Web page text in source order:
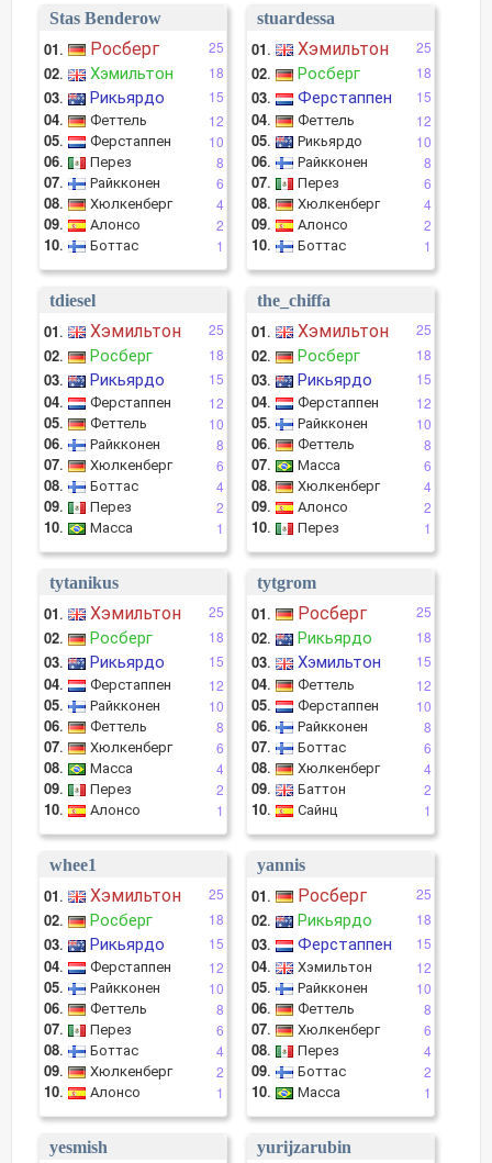
Stas Benderow
25
01. Росберг
18
02. Хэмильтон
15
03. Рикьярдо
12
04. Феттель
10
05. Ферстаппен
8
06. Перез
6
07. Райкконен
4
08. Хюлкенберг
2
09. Алонсо
1
10. Боттас
stuardessa
25
01. Хэмильтон
18
02. Росберг
15
03. Ферстаппен
12
04. Феттель
10
05. Рикьярдо
8
06. Райкконен
6
07. Перез
4
08. Хюлкенберг
2
09. Алонсо
1
10. Боттас
tdiesel
25
01. Хэмильтон
18
02. Росберг
15
03. Рикьярдо
12
04. Ферстаппен
10
05. Феттель
8
06. Райкконен
6
07. Хюлкенберг
4
08. Боттас
2
09. Перез
1
10. Масса
the_chiffa
25
01. Хэмильтон
18
02. Росберг
15
03. Рикьярдо
12
04. Ферстаппен
10
05. Райкконен
8
06. Феттель
6
07. Масса
4
08. Хюлкенберг
2
09. Алонсо
1
10. Перез
tytanikus
25
01. Хэмильтон
18
02. Росберг
15
03. Рикьярдо
12
04. Ферстаппен
10
05. Райкконен
8
06. Феттель
6
07. Хюлкенберг
4
08. Масса
2
09. Перез
1
10. Алонсо
tytgrom
25
01. Росберг
18
02. Рикьярдо
15
03. Хэмильтон
12
04. Феттель
10
05. Ферстаппен
8
06. Райкконен
6
07. Боттас
4
08. Хюлкенберг
2
09. Баттон
1
10. Сайнц
whee1
25
01. Хэмильтон
18
02. Росберг
15
03. Рикьярдо
12
04. Ферстаппен
10
05. Райкконен
8
06. Феттель
6
07. Перез
4
08. Боттас
2
09. Хюлкенберг
1
10. Алонсо
yannis
25
01. Росберг
18
02. Рикьярдо
15
03. Ферстаппен
12
04. Хэмильтон
10
05. Райкконен
8
06. Феттель
6
07. Хюлкенберг
4
08. Перез
2
09. Боттас
1
10. Масса
yesmish
yurijzarubin